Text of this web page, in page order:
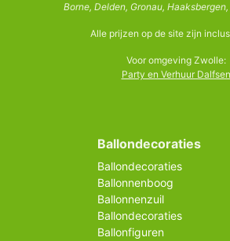
Borne, Delden, Gronau,
Alle prijzen op de site zijn
Voor omgeving Zwolle:
Party en Verhuur Dalfsen
Ballondecoraties
Ballondecoraties
Ballonnenboog
Ballonnenzuil
Ballondecoraties
Ballonfiguren